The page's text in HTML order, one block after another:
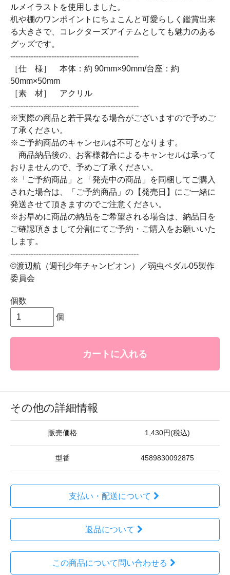
ルメイラストを使用しました。
机や棚のワンポイントにちょこんと可愛らしく鑑賞出来
る大きさで、コレクターズアイテムとしても魅力のある
グッズです。
--------------------------------------------------
［仕 様］ 本体：約 90mm×90mm/台座：約
50mm×50mm
［素 材］ アクリル
--------------------------------------------------
※実際の商品と若干異なる場合がございますので予めご
了承ください。
※ご予約商品のキャンセルは不可となります。
商品納品後の、お客様都合によるキャンセルは承って
おりませんので、予めご了承ください。
※「ご予約商品」と「発売中の商品」を同梱してご購入
された場合は、「ご予約商品」の【発売日】にご一緒に
発送させて頂きますのでご注意ください。
※お早めに商品の納品をご希望される場合は、納品日を
ご確認頂きまして分割にてご予約・ご購入をお願いいた
します。
--------------------------------------------------
©渡辺航（週刊少年チャンピオン）／弱虫ペダル05製作
委員会
個数
個
カートに入れる
その他の詳細情報
販売価格 1,430円(税込)
型番 4589830092875
支払い・配送について
返品について
この商品について問い合わせる